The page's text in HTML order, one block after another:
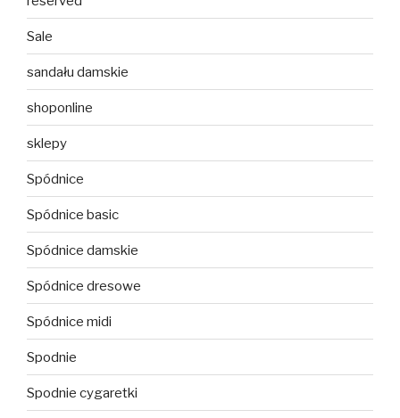
Sale
sandału damskie
shoponline
sklepy
Spódnice
Spódnice basic
Spódnice damskie
Spódnice dresowe
Spódnice midi
Spodnie
Spodnie cygaretki